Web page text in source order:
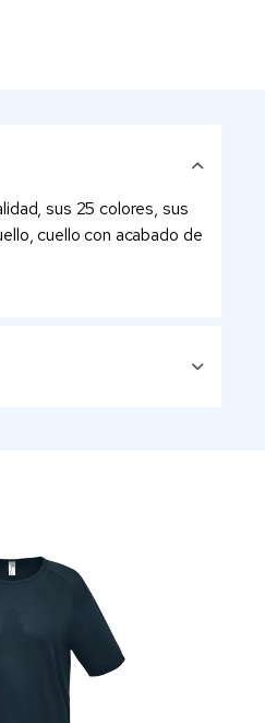
sus 25 colores, sus
cuello con acabado de